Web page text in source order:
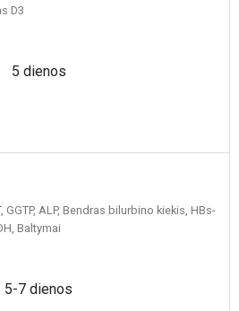
D3
5 dienos
ALP, Bendras bilurbino kiekis, HBs-
Baltymai
5-7 dienos